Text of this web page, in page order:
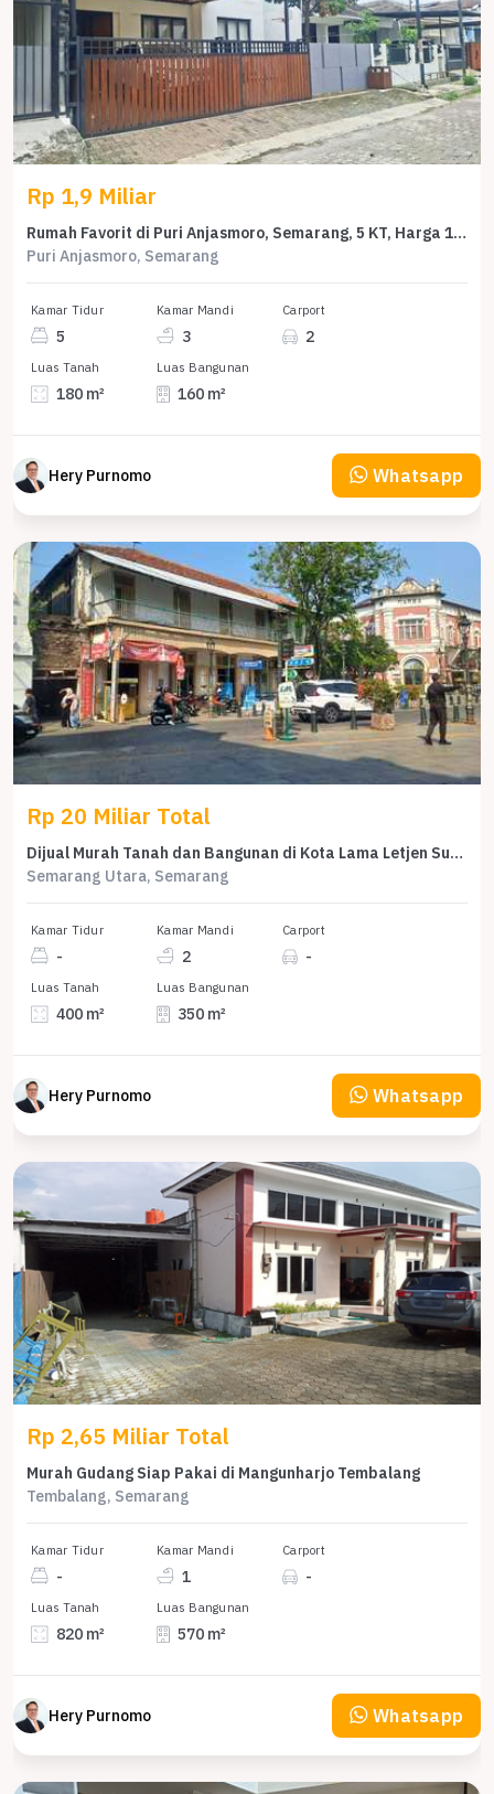
Rp 1,9 Miliar
Rumah Favorit di Puri Anjasmoro, Semarang, 5 KT, Harga 1,9 Miliar
Puri Anjasmoro, Semarang
Kamar Tidur
5
Kamar Mandi
3
Carport
2
Luas Tanah
180 m²
Luas Bangunan
160 m²
Hery Purnomo Whatsapp
Rp 20 Miliar Total
Dijual Murah Tanah dan Bangunan di Kota Lama Letjen Suprapto
Semarang Utara, Semarang
Kamar Tidur
-
Kamar Mandi
2
Carport
-
Luas Tanah
400 m²
Luas Bangunan
350 m²
Hery Purnomo Whatsapp
Rp 2,65 Miliar Total
Murah Gudang Siap Pakai di Mangunharjo Tembalang
Tembalang, Semarang
Kamar Tidur
-
Kamar Mandi
1
Carport
-
Luas Tanah
820 m²
Luas Bangunan
570 m²
Hery Purnomo Whatsapp